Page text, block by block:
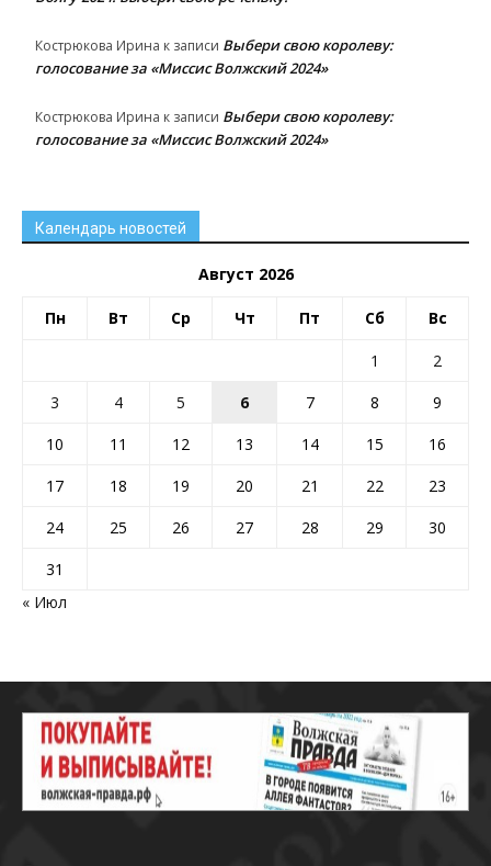
Кострюкова Ирина к записи Выбери свою королеву:
голосование за «Миссис Волжский 2024»
Кострюкова Ирина к записи Выбери свою королеву:
голосование за «Миссис Волжский 2024»
Календарь новостей
Август 2026
Пн Вт Ср Чт Пт Сб Вс
1
2
3
4 5 6 7 8
9
10
11 12 13 14 15
16
17
18 19 20 21 22
23
24
25 26 27 28 29
30
31
« Июл